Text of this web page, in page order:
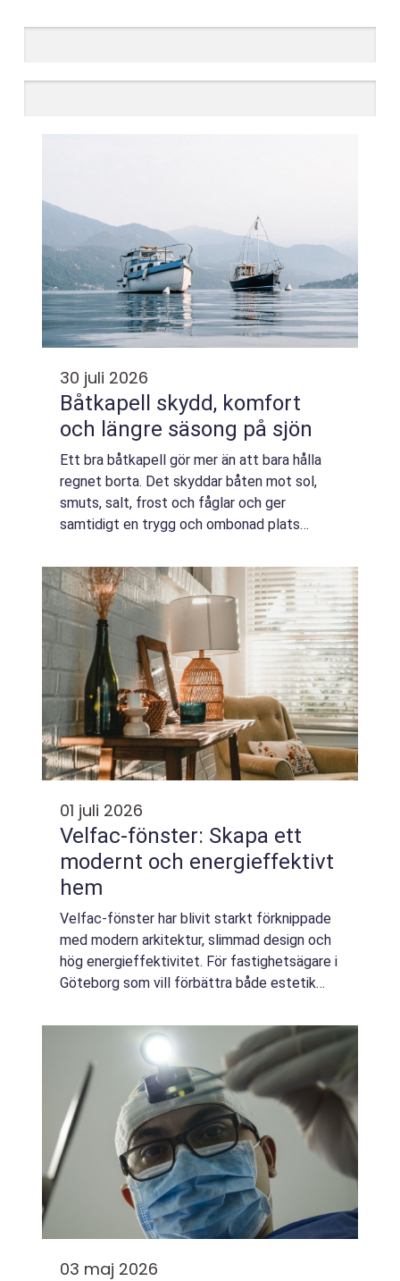
30 juli 2026
Båtkapell skydd, komfort
och längre säsong på sjön
Ett bra båtkapell gör mer än att bara hålla
regnet borta. Det skyddar båten mot sol,
smuts, salt, frost och fåglar och ger
samtidigt en trygg och ombonad plats
bevara båtens värde och slippa onödigt
underhå...
01 juli 2026
Velfac-fönster: Skapa ett
modernt och energieffektivt
hem
Velfac-fönster har blivit starkt förknippade
med modern arkitektur, slimmad design och
hög energieffektivitet. För fastighetsägare i
Göteborg som vill förbättra både estetik
03 maj 2026